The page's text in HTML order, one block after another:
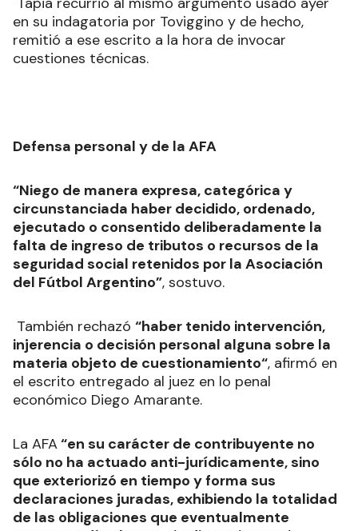
En base a ello“esta causa debe concluir de
forma inmediata por cuanto, insisto, no puede
ser promovida conforme al nuevo texto legal”
agregó en el descargo al que tuvo acceso
en su indagatoria por Toviggino y de hecho,
cuestiones técnicas.
Defensa personal y de la AFA
circunstanciada haber decidido, ordenado,
ejecutado o consentido deliberadamente la
falta de ingreso de tributos o recursos de la
seguridad social retenidos por la Asociación
del Fútbol Argentino”, sostuvo.
También rechazó“haber tenido intervención,
injerencia o decisión personal alguna sobre la
materia objeto de cuestionamiento“, afirmó en
el escrito entregado al juez en lo penal
económico Diego Amarante.